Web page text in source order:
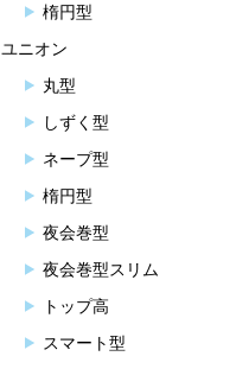
楕円型
ユニオン
丸型
しずく型
ネープ型
楕円型
夜会巻型
夜会巻型スリム
トップ高
スマート型